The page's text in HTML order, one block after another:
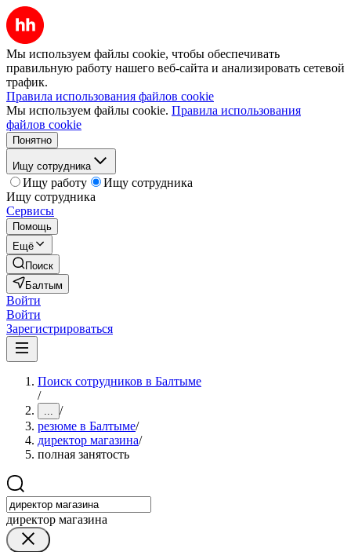
Мы используем файлы cookie, чтобы обеспечивать
правильную работу нашего веб-сайта и анализировать сетевой
трафик.
Правила использования файлов cookie
Мы используем файлы cookie. Правила использования
файлов cookie
Понятно
Ищу сотрудника
Ищу работу
Ищу сотрудника
Ищу сотрудника
Сервисы
Помощь
Ещё
Поиск
Балтым
Войти
Войти
Зарегистрироваться
Поиск сотрудников в Балтыме
/
... /
резюме в Балтыме/
директор магазина/
полная занятость
директор магазина